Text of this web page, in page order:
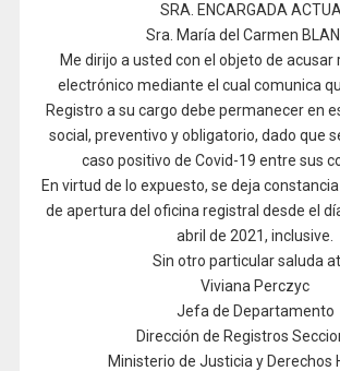
SRA. ENCARGADA ACTUAL
Sra. María del Carmen
Me dirijo a usted con el objeto de acusar
electrónico mediante el cual comunica
Registro a su cargo debe permanecer en
social, preventivo y obligatorio, dado que
caso positivo de Covid-19 entre sus
En virtud de lo expuesto, se deja
de apertura del oficina registral desde el
abril de 2021, inclusive.
Sin otro particular saluda
Viviana Perczyc
Jefa de Departamento
Dirección de Registros
Ministerio de Justicia y Derechos